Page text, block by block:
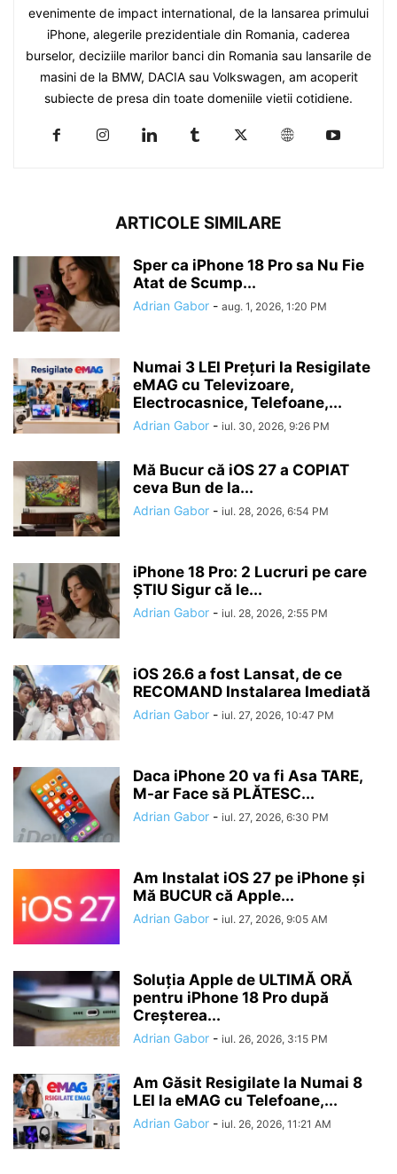
evenimente de impact international, de la lansarea primului
iPhone, alegerile prezidentiale din Romania, caderea
burselor, deciziile marilor banci din Romania sau lansarile de
masini de la BMW, DACIA sau Volkswagen, am acoperit
subiecte de presa din toate domeniile vietii cotidiene.
ARTICOLE SIMILARE
Sper ca iPhone 18 Pro sa Nu Fie
Atat de Scump...
Adrian Gabor - aug. 1, 2026, 1:20 PM
Numai 3 LEI Prețuri la Resigilate
eMAG cu Televizoare,
Electrocasnice, Telefoane,...
Adrian Gabor - iul. 30, 2026, 9:26 PM
Mă Bucur că iOS 27 a COPIAT
ceva Bun de la...
Adrian Gabor - iul. 28, 2026, 6:54 PM
iPhone 18 Pro: 2 Lucruri pe care
ȘTIU Sigur că le...
Adrian Gabor - iul. 28, 2026, 2:55 PM
iOS 26.6 a fost Lansat, de ce
RECOMAND Instalarea Imediată
Adrian Gabor - iul. 27, 2026, 10:47 PM
Daca iPhone 20 va fi Asa TARE,
M-ar Face să PLĂTESC...
Adrian Gabor - iul. 27, 2026, 6:30 PM
Am Instalat iOS 27 pe iPhone și
Mă BUCUR că Apple...
Adrian Gabor - iul. 27, 2026, 9:05 AM
Soluția Apple de ULTIMĂ ORĂ
pentru iPhone 18 Pro după
Creșterea...
Adrian Gabor - iul. 26, 2026, 3:15 PM
Am Găsit Resigilate la Numai 8
LEI la eMAG cu Telefoane,...
Adrian Gabor - iul. 26, 2026, 11:21 AM